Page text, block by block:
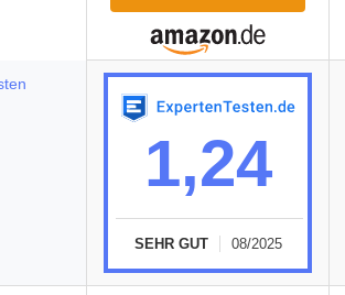
1,24
SEHR GUT 08/2025